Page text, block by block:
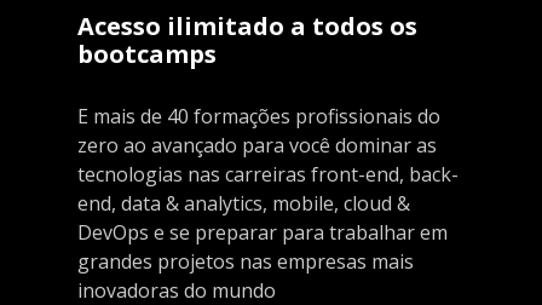
Acesso ilimitado a todos os
bootcamps
E mais de 40 formações profissionais do
zero ao avançado para você dominar as
tecnologias nas carreiras front-end, back-
end, data & analytics, mobile, cloud &
DevOps e se preparar para trabalhar em
grandes projetos nas empresas mais
inovadoras do mundo